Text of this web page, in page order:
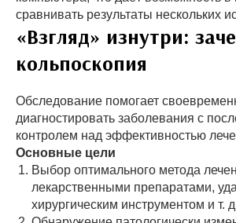
сравнивать результаты нескольких
«Взгляд» изнутри:
кольпоскопия
Обследование помогает
диагностировать заболевания с
контролем над эффективностью
Основные цели
Выбор оптимального метода
лекарственными препаратами,
хирургическим инструментом и т.